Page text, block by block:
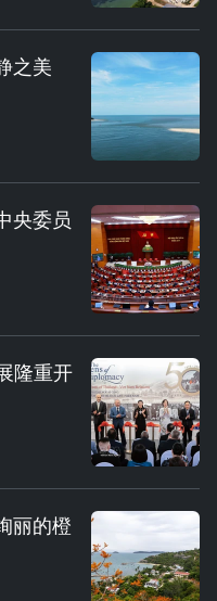
之美
央委员
隆重开
丽的橙